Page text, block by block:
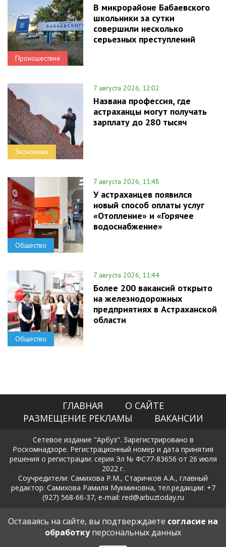
Происшествия
В микрорайоне Бабаевского
школьники за сутки
совершили несколько
серьезных преступлений
Экономика
7 августа 2026, 12:02
Названа профессия, где
астраханцы могут получать
зарплату до 280 тысяч
Общество
7 августа 2026, 11:48
У астраханцев появился
новый способ оплаты услуг
«Отопление» и «Горячее
водоснабжение»
Общество
7 августа 2026, 11:44
Более 200 вакансий открыто
на железнодорожных
предприятиях в Астраханской
области
ГЛАВНАЯ
О САЙТЕ
РАЗМЕЩЕНИЕ РЕКЛАМЫ
ВАКАНСИИ
Сетевое издание "Арбуз". Зарегистрировано в
Роскомнадзоре. Регистрационный номер и дата принятия
решения о регистрации: серия Эл № ФС77-83656 от 26 июля
2022 г.
Соучредители: Самихова Р.М., Старичков А.А., главный
редактор: Самихова Рамиля Мукминовна, тел.редакции: +7
(927) 568-66-37, e-mail: red@arbuztoday.ru
Политика в отношении обработки и защиты персональных
данных
Оставаясь на сайте, вы подтверждаете согласие на
обработкуперсональных данных